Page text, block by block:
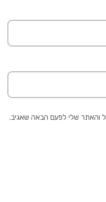
והאתר שלי לפעם הבאה שאגיב.